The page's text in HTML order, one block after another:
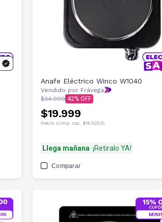
Anafe Eléctrico Winco W1040
Vendido por Frávega
$34.999 42
$19.999
Precio s/imp. nac. $16.528,10
Llega mañana ¡Retiralo YA!
Comparar